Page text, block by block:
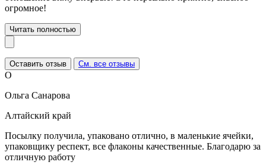
огромное!
Читать полностью
Оставить отзыв См. все отзывы
О
Ольга Санарова
Алтайский край
Посылку получила, упаковано отлично, в маленькие ячейки,
упаковщику респект, все флаконы качественные. Благодарю за
отличную работу